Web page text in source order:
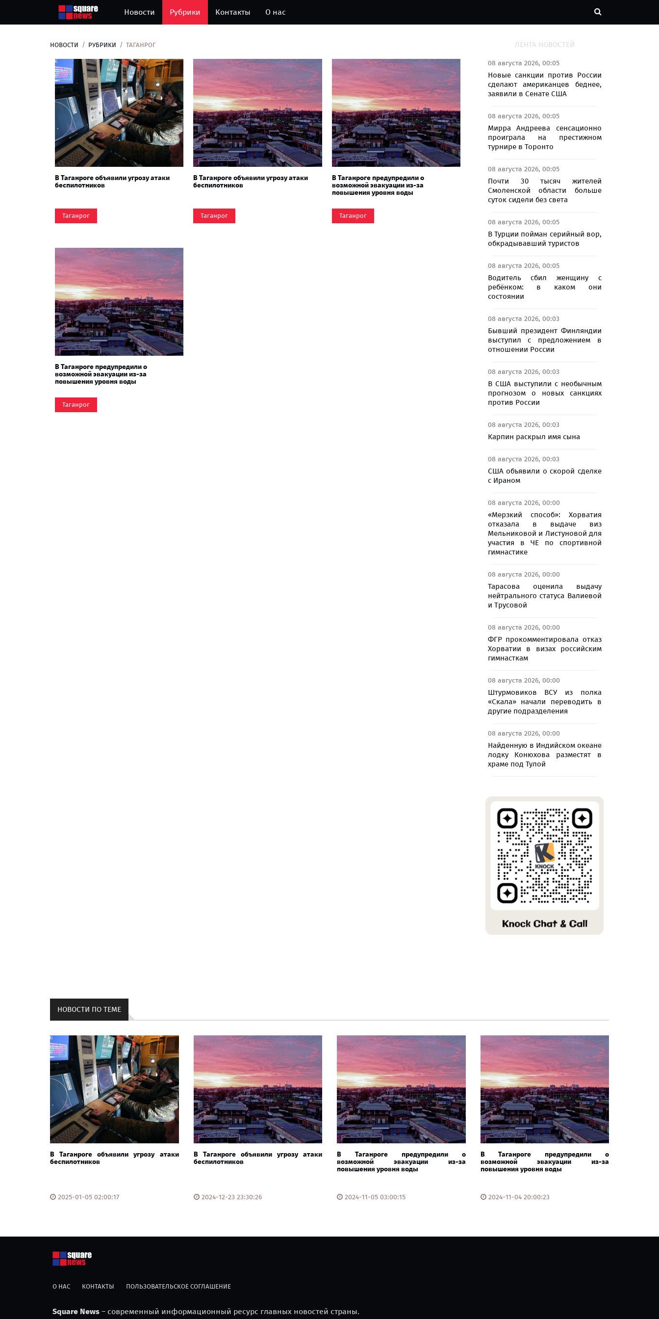
Новости Рубрики Контакты О нас
НОВОСТИ РУБРИКИ ТАГАНРОГ
В Таганроге объявили угрозу атаки
беспилотников
Таганрог
В Таганроге объявили угрозу атаки
беспилотников
Таганрог
В Таганроге предупредили о
возможной эвакуации из-за
повышения уровня воды
Таганрог
В Таганроге предупредили о
возможной эвакуации из-за
повышения уровня воды
Таганрог
ЛЕНТА НОВОСТЕЙ
08 августа 2026, 00:05
Новые санкции против России
сделают американцев беднее,
заявили в Сенате США
08 августа 2026, 00:05
Мирра Андреева сенсационно
проиграла на престижном
турнире в Торонто
08 августа 2026, 00:05
Почти 30 тысяч жителей
Смоленской области больше
суток сидели без света
08 августа 2026, 00:05
В Турции пойман серийный вор,
обкрадывавший туристов
08 августа 2026, 00:05
Водитель сбил женщину с
ребёнком: в каком они
состоянии
08 августа 2026, 00:03
Бывший президент Финляндии
выступил с предложением в
отношении России
08 августа 2026, 00:03
В США выступили с необычным
прогнозом о новых санкциях
против России
08 августа 2026, 00:03
Карпин раскрыл имя сына
08 августа 2026, 00:03
США объявили о скорой сделке
с Ираном
08 августа 2026, 00:00
«Мерзкий способ»: Хорватия
отказала в выдаче виз
Мельниковой и Листуновой для
участия в ЧЕ по спортивной
гимнастике
08 августа 2026, 00:00
Тарасова оценила выдачу
нейтрального статуса Валиевой
и Трусовой
08 августа 2026, 00:00
ФГР прокомментировала отказ
Хорватии в визах российским
гимнасткам
08 августа 2026, 00:00
Штурмовиков ВСУ из полка
«Скала» начали переводить в
другие подразделения
08 августа 2026, 00:00
Найденную в Индийском океане
лодку Конюхова разместят в
храме под Тулой
НОВОСТИ ПО ТЕМЕ
В Таганроге объявили угрозу атаки
беспилотников
2025-01-05 02:00:17
В Таганроге объявили угрозу атаки
беспилотников
2024-12-23 23:30:26
В Таганроге предупредили о
возможной эвакуации из-за
повышения уровня воды
2024-11-05 03:00:15
В Таганроге предупредили о
возможной эвакуации из-за
повышения уровня воды
2024-11-04 20:00:23
О НАС КОНТАКТЫ ПОЛЬЗОВАТЕЛЬСКОЕ СОГЛАШЕНИЕ
Square News – современный информационный ресурс главных новостей страны.